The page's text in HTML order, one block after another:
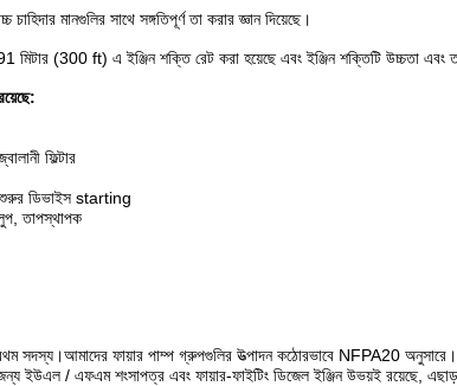
মানগুলির সাথে সঙ্গতিপূর্ণ তা করার জ্ঞান দিয়েছে।
(300 ft) এ ইঞ্জিন শক্তি রেট করা হয়েছে এবং ইঞ্জিন শক্তিটি উচ্চতা এবং
ফিল্টার
শুরুর ডিভাইস starting
তাপস্থাপক
সদস্য।আমাদের ফায়ার পাম্প গ্রুপগুলির উত্পাদন কঠোরভাবে NFPA20 অনুসারে।
ইউএল / এফএম শংসাপত্র এবং ফায়ার-ফাইটিং ডিজেল ইঞ্জিন উভয়ই রয়েছে,